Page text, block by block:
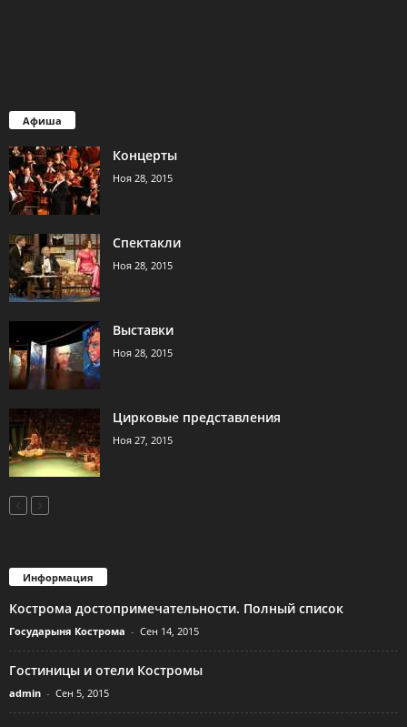
Афиша
Концерты
Ноя 28, 2015
Спектакли
Ноя 28, 2015
Выставки
Ноя 28, 2015
Цирковые представления
Ноя 27, 2015
Информация
Кострома достопримечательности. Полный список
Государыня Кострома - Сен 14, 2015
Гостиницы и отели Костромы
admin - Сен 5, 2015